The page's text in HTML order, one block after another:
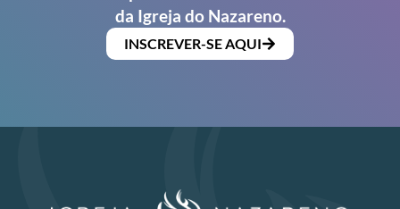
da Igreja do Nazareno.
INSCREVER-SE AQUI